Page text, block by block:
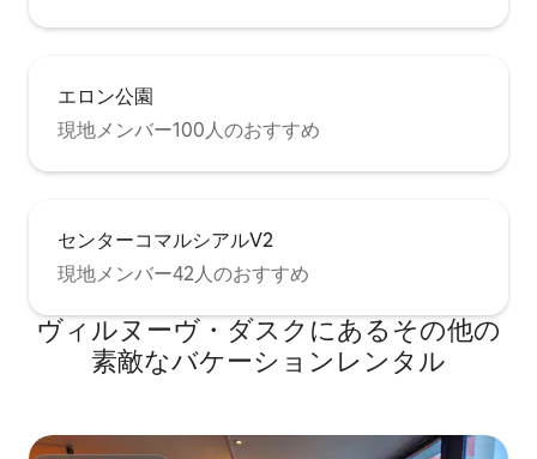
エロン公園
現地メンバー100人のおすすめ
センターコマルシアルV2
現地メンバー42人のおすすめ
ヴィルヌーヴ・ダスクにあるその他の
素敵なバケーションレンタル